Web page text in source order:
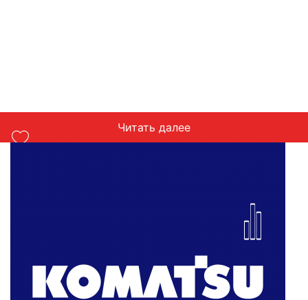
Читать далее